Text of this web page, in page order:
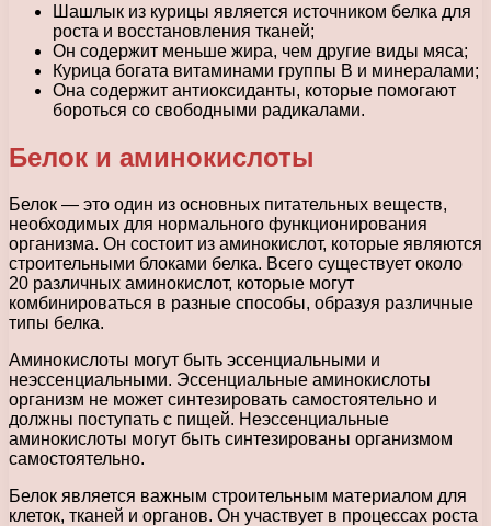
Шашлык из курицы является источником белка для
роста и восстановления тканей;
Он содержит меньше жира, чем другие виды мяса;
Курица богата витаминами группы В и минералами;
Она содержит антиоксиданты, которые помогают
бороться со свободными радикалами.
Белок и аминокислоты
Белок — это один из основных питательных веществ,
необходимых для нормального функционирования
организма. Он состоит из аминокислот, которые являются
строительными блоками белка. Всего существует около
20 различных аминокислот, которые могут
комбинироваться в разные способы, образуя различные
типы белка.
Аминокислоты могут быть эссенциальными и
неэссенциальными. Эссенциальные аминокислоты
организм не может синтезировать самостоятельно и
должны поступать с пищей. Неэссенциальные
аминокислоты могут быть синтезированы организмом
самостоятельно.
Белок является важным строительным материалом для
клеток, тканей и органов. Он участвует в процессах роста